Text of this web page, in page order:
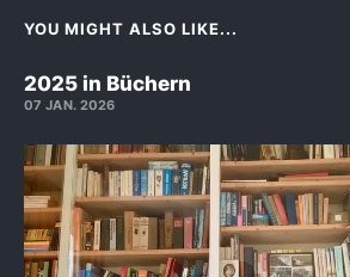
YOU MIGHT ALSO LIKE...
2025 in Büchern
07 JAN. 2026